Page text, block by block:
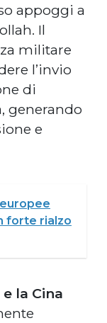
appoggi a
Il
militare
l’invio
di
generando
e
forte rialzo
la Cina